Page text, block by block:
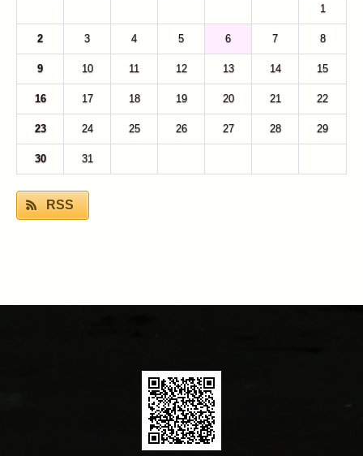
1
2 3 4 5 6 7 8
9 10 11 12 13 14 15
16 17 18 19 20 21 22
23 24 25 26 27 28 29
30 31
RSS